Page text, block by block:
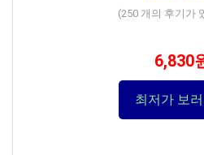
(250개의 후기가
6,830
최저가 보